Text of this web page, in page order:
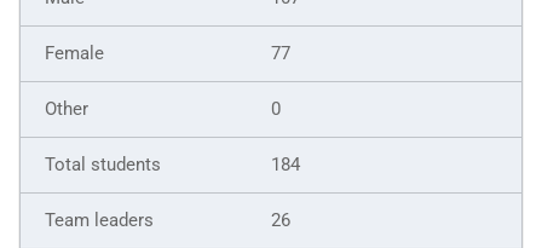
77
0
184
26